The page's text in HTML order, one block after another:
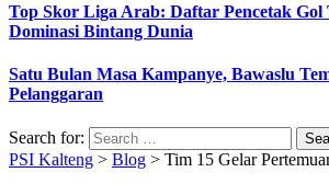
Top Skor Liga Arab: Daftar Pencetak Gol
Dominasi Bintang Dunia
Satu Bulan Masa Kampanye, Bawaslu
Pelanggaran
Search for:
PSI Kalteng > Blog > Tim 15 Gelar